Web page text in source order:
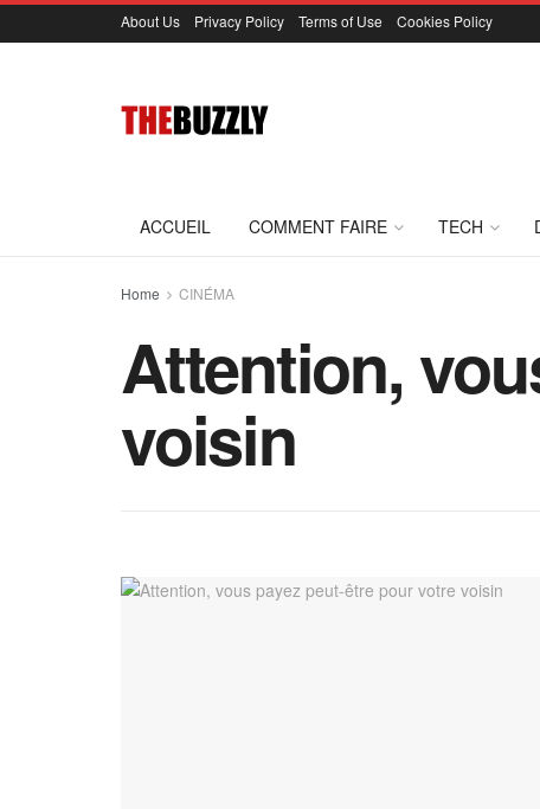
About Us Privacy Policy Terms of Use Cookies Policy
ACCUEIL COMMENT FAIRE TECH
Home CINÉMA
Attention,
voisin